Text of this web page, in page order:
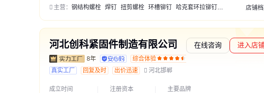
主营： 钢结构螺栓 焊钉 扭剪螺栓 环槽铆钉 哈克套环拉铆钉 扭剪
店铺
河北创科紧固件制造有限公司
8年 综合体验
在线咨询 进入店
真实工厂 回复及时 出价迅速 河北邯郸
成立时间 注册资本 主要品牌